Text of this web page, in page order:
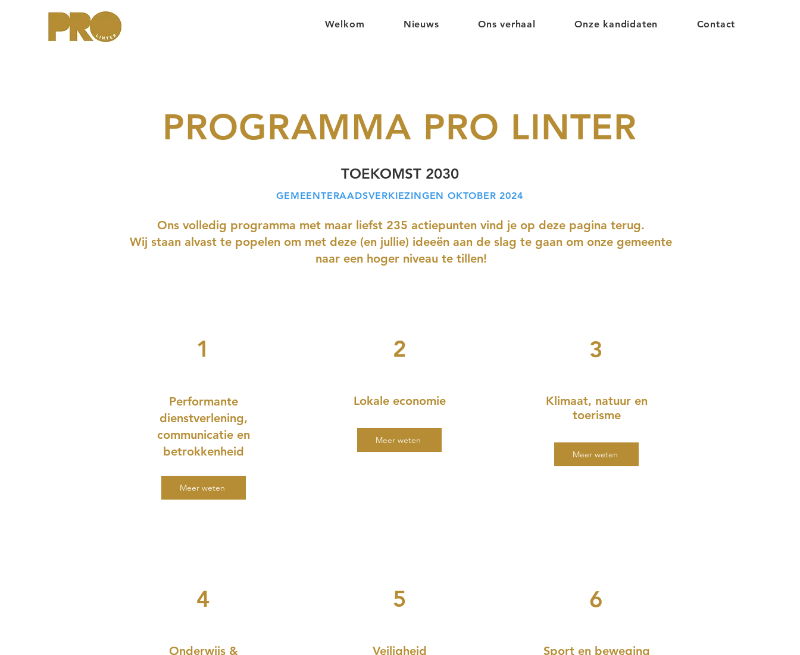
Welkom Nieuws Ons verhaal Onze kandidaten Contact
PROGRAMMA PRO LINTER
TOEKOMST 2030
GEMEENTERAADSVERKIEZINGEN OKTOBER 2024
Ons volledig programma met maar liefst 235 actiepunten vind je op deze pagina terug.
Wij staan alvast te popelen om met deze (en jullie) ideeën aan de slag te gaan om onze gemeente
naar een hoger niveau te tillen!
1
Performante
dienstverlening,
communicatie en
betrokkenheid
Meer weten
2
Lokale economie
Meer weten
3
Klimaat, natuur en
toerisme
Meer weten
4
Onderwijs &
5
Veiligheid
6
Sport en beweging